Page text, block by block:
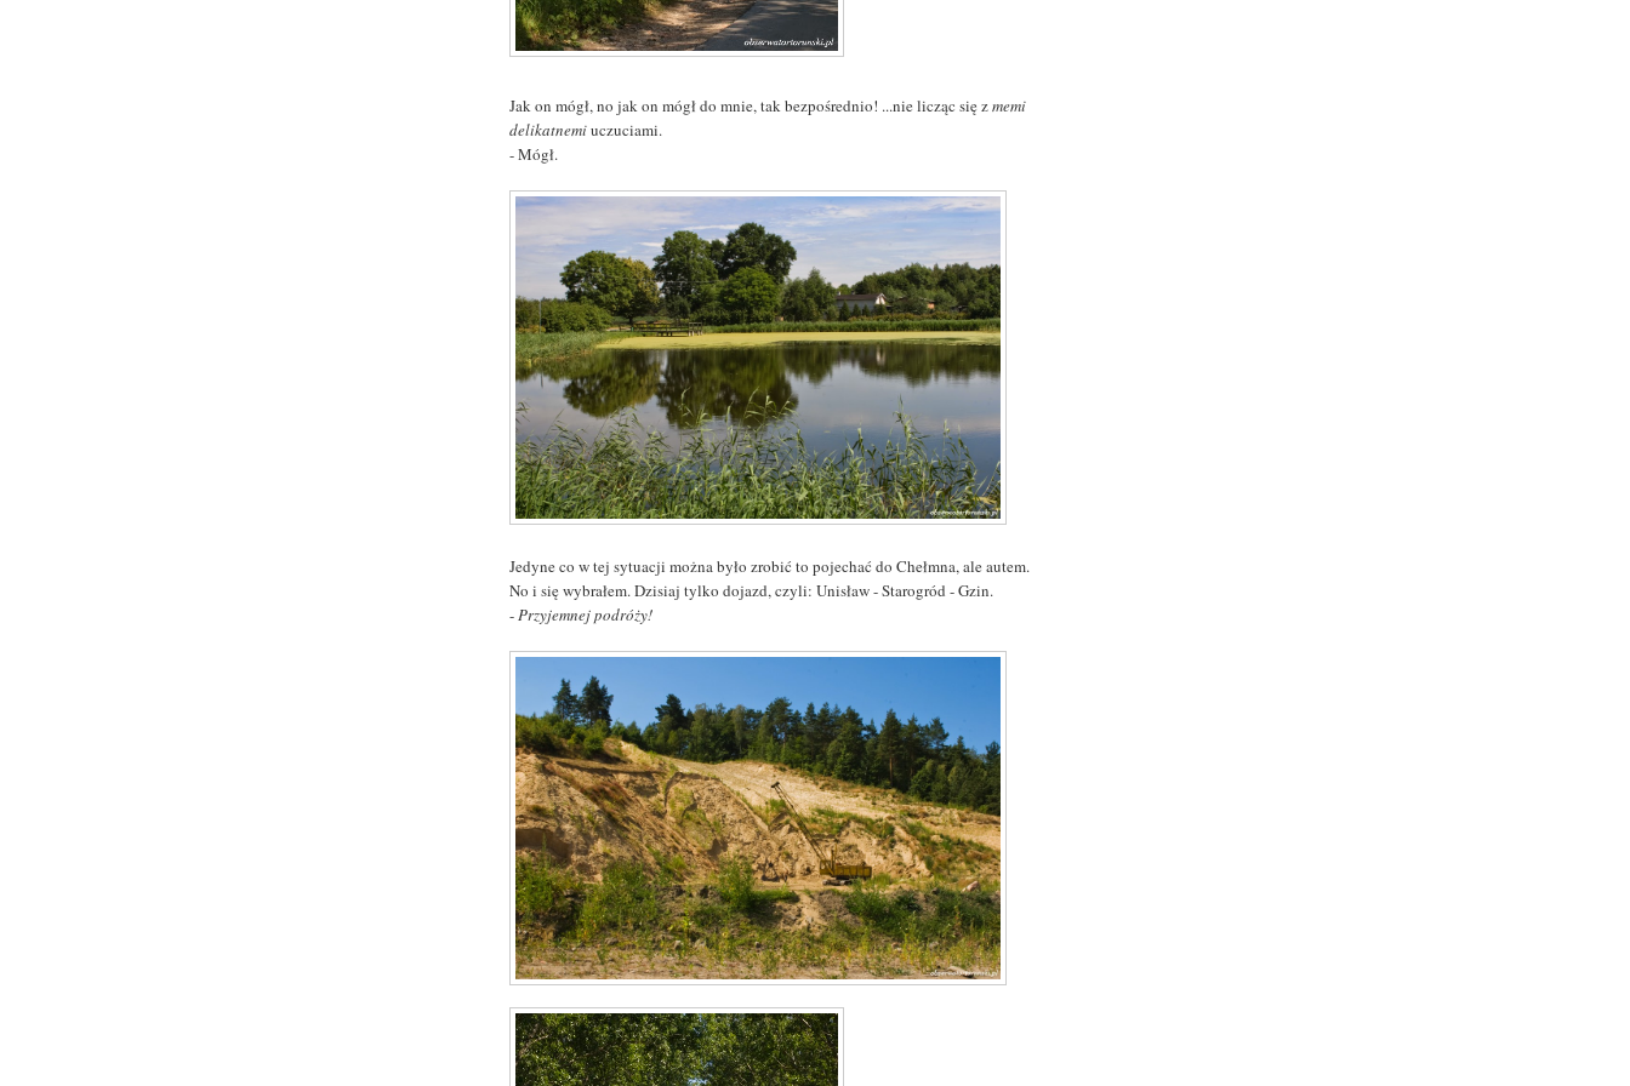
Jak on mógł, no jak on mógł do mnie, tak bezpośrednio! ...nie licząc się zmemi
delikatnemiuczuciami.
- Mógł.
Jedyne co w tej sytuacji można było zrobić to pojechać do Chełmna, ale autem.
No i się wybrałem. Dzisiaj tylko dojazd, czyli: Unisław - Starogród - Gzin.
-Przyjemnej podróży!